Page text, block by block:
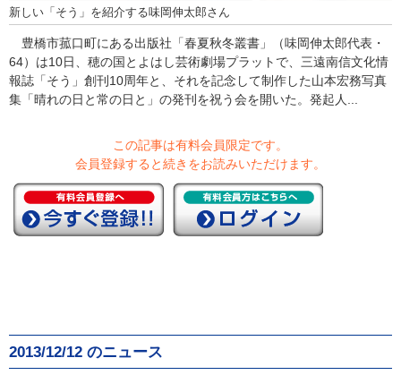
新しい「そう」を紹介する味岡伸太郎さん
豊橋市菰口町にある出版社「春夏秋冬叢書」（味岡伸太郎代表・
64）は10日、穂の国とよはし芸術劇場プラットで、三遠南信文化情
報誌「そう」創刊10周年と、それを記念して制作した山本宏務写真
集「晴れの日と常の日と」の発刊を祝う会を開いた。発起人...
この記事は有料会員限定です。
会員登録すると続きをお読みいただけます。
2013/12/12 のニュース